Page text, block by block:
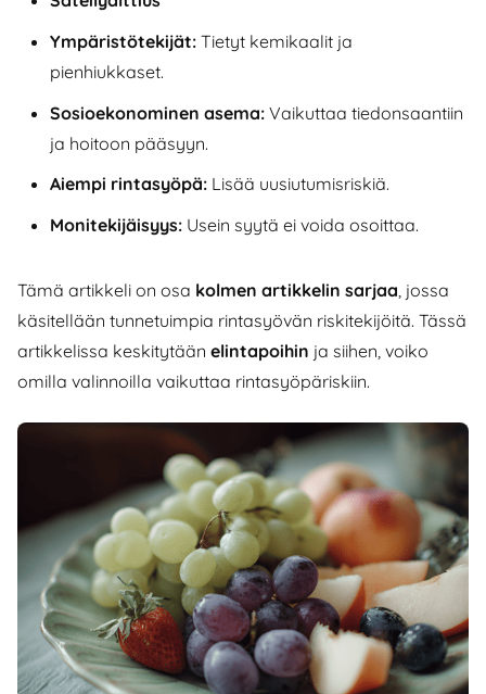
Ympäristötekijät: Tietyt kemikaalit ja
pienhiukkaset.
Sosioekonominen asema: Vaikuttaa tiedonsaantiin
ja hoitoon pääsyyn.
Aiempi rintasyöpä: Lisää uusiutumisriskiä.
Monitekijäisyys: Usein syytä ei voida osoittaa.
Tämä artikkeli on osa kolmen artikkelin sarjaa , jossa
käsitellään tunnetuimpia rintasyövän riskitekijöitä. Tässä
artikkelissa keskitytään elintapoihin ja siihen, voiko
omilla valinnoilla vaikuttaa rintasyöpäriskiin.